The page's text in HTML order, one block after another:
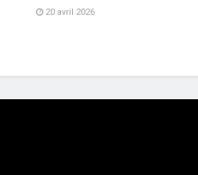
20 avril 2026